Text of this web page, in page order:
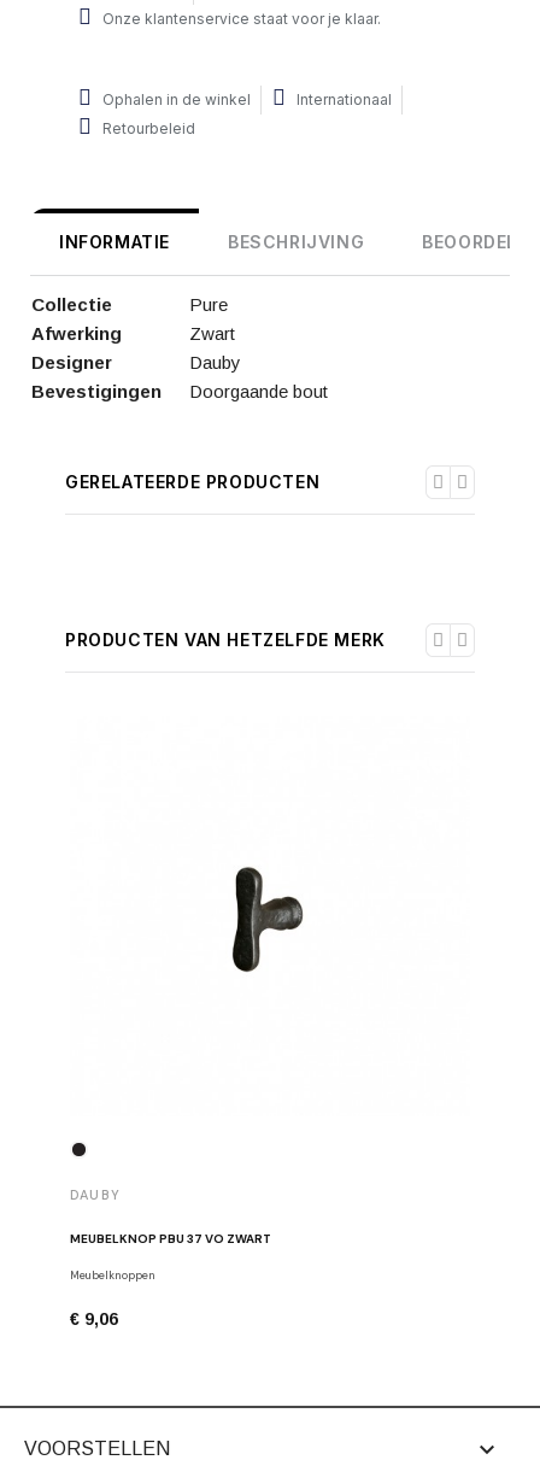
Onze klantenservice staat voor je klaar.
Ophalen in de winkel
Internationaal
Retourbeleid
INFORMATIE BESCHRIJVING
Collectie
Pure
Afwerking
Zwart
Designer
Dauby
Bevestigingen
Doorgaande bout
GERELATEERDE PRODUCTEN
PRODUCTEN VAN HETZELFDE MERK
DAUBY
MEUBELKNOP PBU 37 VO ZWART
Meubelknoppen
€ 9,06
VOORSTELLEN 